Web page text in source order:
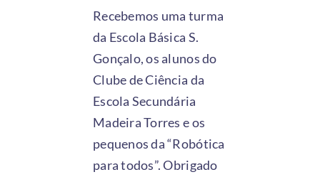
Recebemos uma turma
da Escola Básica S.
Gonçalo, os alunos do
Clube de Ciência da
Escola Secundária
Madeira Torres e os
pequenos da “Robótica
para todos”. Obrigado